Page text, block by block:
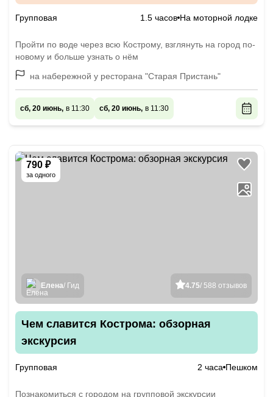
Групповая 1.5 часов На моторной лодке
Пройти по воде через всю Кострому, взглянуть на город по-
новому и больше узнать о нём
на набережной у ресторана "Старая Пристань"
сб, 20 июнь, в 11:30 сб, 20 июнь, в 11:30
790 ₽
за одного
4.75/ 588 отзывов
Елена/ Гид
Чем славится Кострома: обзорная
экскурсия
Групповая 2 часа Пешком
Познакомиться с городом на групповой экскурсии